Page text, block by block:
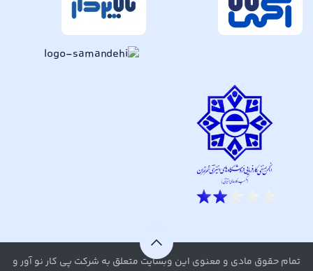
تمام حقوق مادی و معنوی این وبسایت متعلق به شرکت پی کار نو آور و